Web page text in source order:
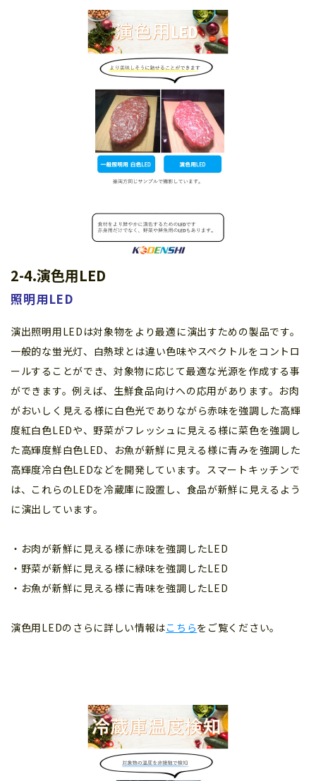
2-4.演色用LED
照明用LED
演出照明用LEDは対象物をより最適に演出すための製品です。
一般的な蛍光灯、白熱球とは違い色味やスペクトルをコントロ
ールすることができ、対象物に応じて最適な光源を作成する事
ができます。例えば、生鮮食品向けへの応用があります。お肉
がおいしく見える様に白色光でありながら赤味を強調した高輝
度紅白色LEDや、野菜がフレッシュに見える様に菜色を強調し
た高輝度鮮白色LED、お魚が新鮮に見える様に青みを強調した
高輝度冷白色LEDなどを開発しています。スマートキッチンで
は、これらのLEDを冷蔵庫に設置し、食品が新鮮に見えるよう
に演出しています。
・お肉が新鮮に見える様に赤味を強調したLED
・野菜が新鮮に見える様に緑味を強調したLED
・お魚が新鮮に見える様に青味を強調したLED
演色用LEDのさらに詳しい情報はこちらをご覧ください。